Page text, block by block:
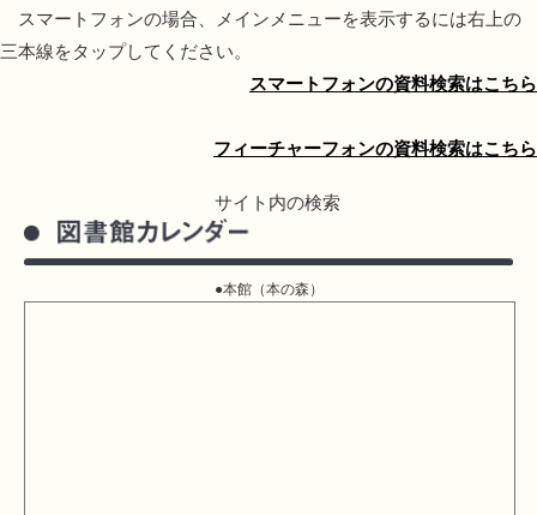
スマートフォンの場合、メインメニューを表示するには右上の
三本線をタップしてください。
スマートフォンの資料検索はこちら
フィーチャーフォンの資料検索はこちら
サイト内の検索
●本館（本の森）